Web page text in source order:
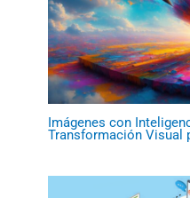
Imágenes con
Transformación Visual